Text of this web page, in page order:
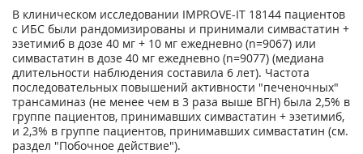
В клиническом исследовании IMPROVE-IT 18144 пациентов
с ИБС были рандомизированы и принимали симвастатин +
эзетимиб в дозе 40 мг + 10 мг ежедневно (n=9067) или
симвастатин в дозе 40 мг ежедневно (n=9077) (медиана
длительности наблюдения составила 6 лет). Частота
последовательных повышений активности "печеночных"
трансаминаз (не менее чем в 3 раза выше ВГН) была 2,5% в
группе пациентов, принимавших симвастатин + эзетимиб,
и 2,3% в группе пациентов, принимавших симвастатин (см.
раздел "Побочное действие").